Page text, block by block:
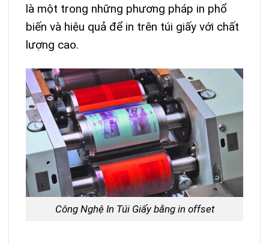
là một trong những phương pháp in phổ
biến và hiệu quả để in trên túi giấy với chất
lượng cao.
Công Nghệ In Túi Giấy bằng in offset